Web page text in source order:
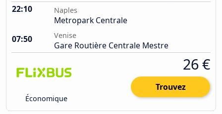
22:10 Naples
Metropark Centrale
07:50
Venise
Gare Routière Centrale Mestre
Économique
26 €
Trouvez